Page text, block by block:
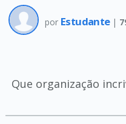
por Estudante |
Que organização